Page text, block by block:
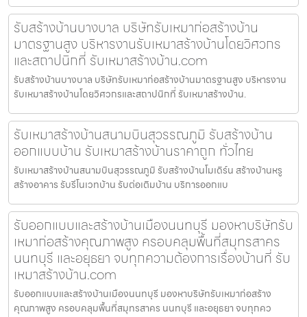
รับสร้างบ้านบางบาล บริษัทรับเหมาก่อสร้างบ้าน
มาตรฐานสูง บริหารงานรับเหมาสร้างบ้านโดยวิศวกร
และสถาปนิกที่ รับเหมาสร้างบ้าน.com
รับสร้างบ้านบางบาล บริษัทรับเหมาก่อสร้างบ้านมาตรฐานสูง บริหารงาน
รับเหมาสร้างบ้านโดยวิศวกรและสถาปนิกที่ รับเหมาสร้างบ้าน.
รับเหมาสร้างบ้านสนามบินสุวรรณภูมิ รับสร้างบ้าน
ออกแบบบ้าน รับเหมาสร้างบ้านราคาถูก ทั่วไทย
รับเหมาสร้างบ้านสนามบินสุวรรณภูมิ รับสร้างบ้านโมเดิร์น สร้างบ้านหรู
สร้างอาคาร รับรีโนเวทบ้าน รับต่อเติมบ้าน บริการออกแบ
รับออกแบบและสร้างบ้านเมืองนนทบุรี มองหาบริษัทรับ
เหมาก่อสร้างคุณภาพสูง ครอบคลุมพื้นที่สมุทรสาคร
นนทบุรี และอยุธยา จบทุกความต้องการเรื่องบ้านที่ รับ
เหมาสร้างบ้าน.com
รับออกแบบและสร้างบ้านเมืองนนทบุรี มองหาบริษัทรับเหมาก่อสร้าง
คุณภาพสูง ครอบคลุมพื้นที่สมุทรสาคร นนทบุรี และอยุธยา จบทุกคว